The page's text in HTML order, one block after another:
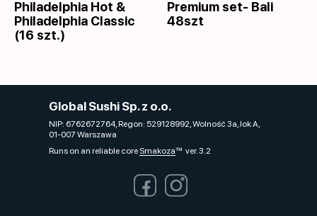
Philadelphia Hot &
Philadelphia Classic
(16 szt.)
Premium set- Bali
48szt
Global Sushi Sp. z o.o.
NIP: 6762672764, Regon: 529128992, Wolność 3a, lok A,
01-007 Warszawa
Runs on an reliable core Smakozaver. 3.2